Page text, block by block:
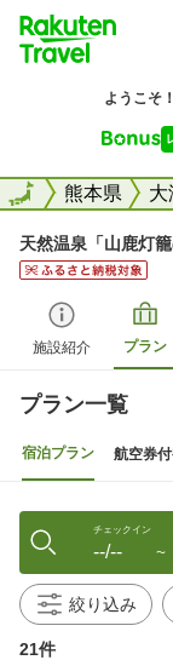
全国熊本県 大
全国
天然温泉「山鹿灯
施設紹介 プラン
プラン一覧
宿泊プラン 航空券
チェックイン
--/-- 〜
絞り込み
21件